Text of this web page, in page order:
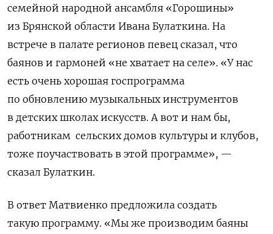
семейной народной ансамбля «Горошины»
из Брянской области Ивана Булаткина. На
встрече в палате регионов певец сказал, что
баянов и гармоней «не хватает на селе». «У нас
есть очень хорошая госпрограмма
по обновлению музыкальных инструментов
в детских школах искусств. А вот и нам бы,
работникам сельских домов культуры и клубов,
тоже поучаствовать в этой программе», —
сказал Булаткин.
В ответ Матвиенко предложила создать
такую программу. «Мы же производим баяны